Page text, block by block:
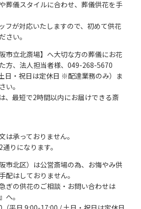
葬儀スタイルに合わせ、葬儀供花を手
フが対応いたしますので、初めて供花
さい。
市立北斎場】へ大切な方の葬儀にお花
方、法人担当者様、049-268-5670
日・祝日は定休日 ※配達業務のみ）ま
い。
、最短で2時間以内にお届けできる斎
承っておりません。
りになります。
市北区）は公営斎場の為、お悔やみ供
配はしておりません。
ぎの供花のご相談・お問い合わせは
へ。